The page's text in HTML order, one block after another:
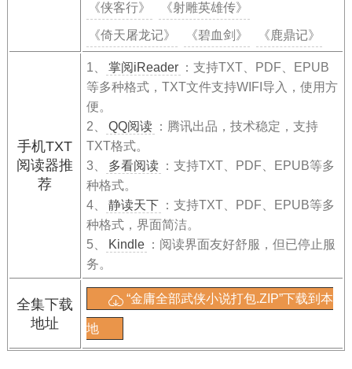
《侠客行》 《射雕英雄传》
《倚天屠龙记》 《碧血剑》 《鹿鼎记》
手机TXT
阅读器推
荐
1、 掌阅iReader ：支持TXT、PDF、EPUB
等多种格式，TXT文件支持WIFI导入，使用方
便。
2、
QQ阅读 ：腾讯出品，技术稳定，支持
TXT格式。
3、
多看阅读 ：支持TXT、PDF、EPUB等多
种格式。
4、
静读天下 ：支持TXT、PDF、EPUB等多
种格式，界面简洁。
5、
Kindle ：阅读界面友好舒服，但已停止服
务。
全集下载
地址
“金庸全部武侠小说打包.ZIP”下载到本
地